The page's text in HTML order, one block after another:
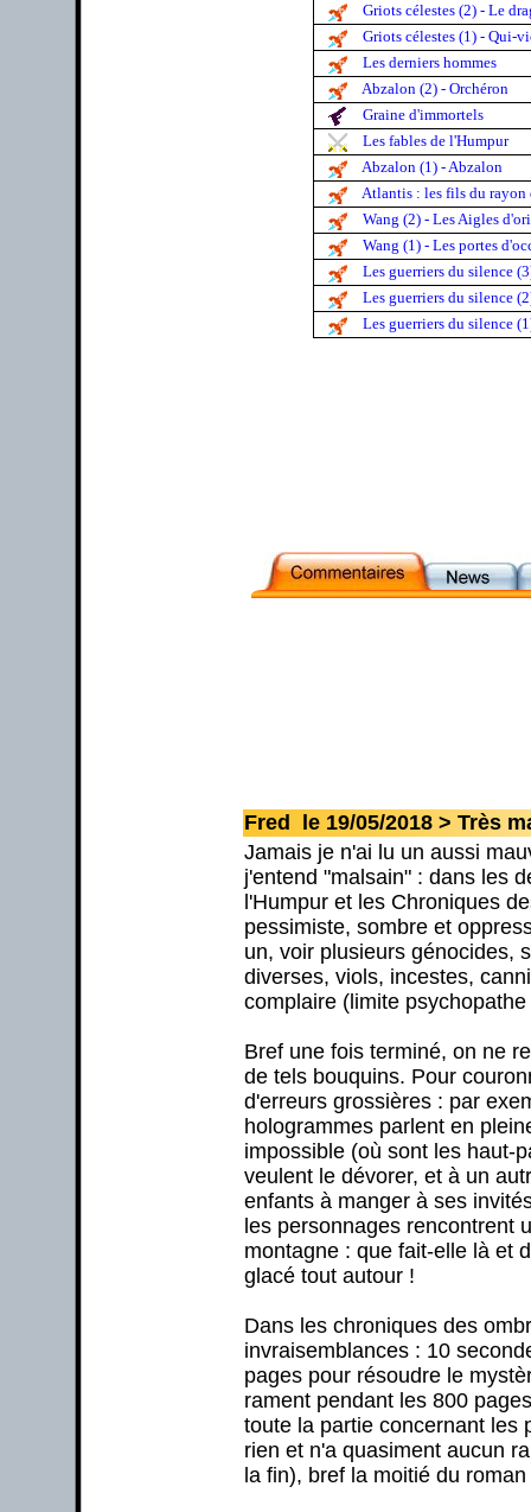
Griots célestes (2) - Le
Griots célestes (1) - Qui-
Les derniers hommes
Abzalon (2) - Orchéron
Graine d'immortels
Les fables de l'Humpur
Abzalon (1) - Abzalon
Atlantis : les fils du rayon
Wang (2) - Les Aigles
Wang (1) - Les portes
Les guerriers du silence
Les guerriers du silence
Les guerriers du silence
Fred le 19/05/2018 > Très
Jamais je n'ai lu un aussi
j'entend "malsain" : dans les
l'Humpur et les Chroniques
pessimiste, sombre et
un, voir plusieurs génocides,
diverses, viols, incestes,
complaire (limite psychopathe
Bref une fois terminé, on ne
de tels bouquins. Pour
d'erreurs grossières : par
hologrammes parlent en
impossible (où sont les haut-
veulent le dévorer, et à un
enfants à manger à ses
les personnages rencontrent
montagne : que fait-elle là et
glacé tout autour !
Dans les chroniques des
invraisemblances : 10
pages pour résoudre le
rament pendant les 800
toute la partie concernant les
rien et n'a quasiment aucun
la fin), bref la moitié du